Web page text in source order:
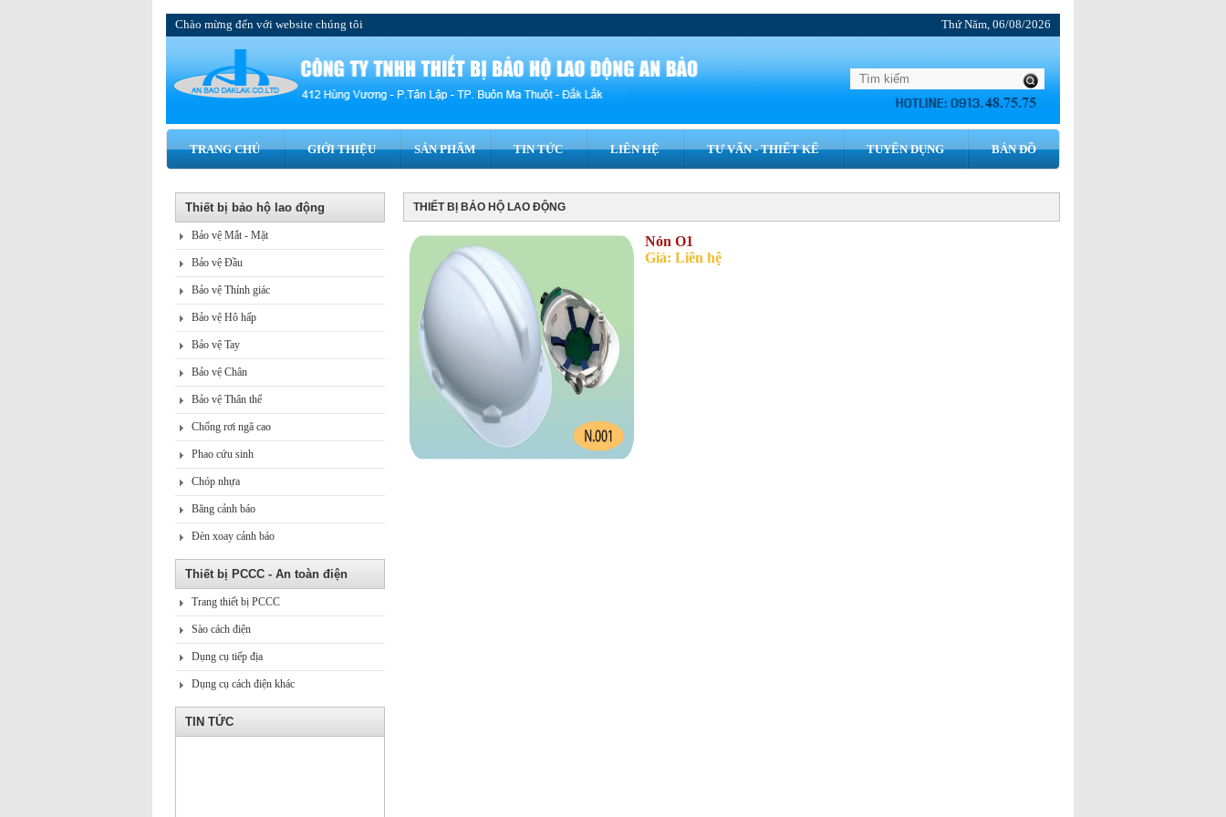
Chào mừng đến với website chúng tôi Thứ Năm, 06/08/2026
TRANG CHỦ GIỚI THIỆU SẢN PHẨM TIN TỨC LIÊN HỆ TƯ VẤN - THIẾT KẾ TUYỂN DỤNG BẢN ĐỒ
Thiết bị bảo hộ lao động
Bảo vệ Mắt - Mặt
Bảo vệ Đầu
Bảo vệ Thính giác
Bảo vệ Hô hấp
Bảo vệ Tay
Bảo vệ Chân
Bảo vệ Thân thể
Chống rơi ngã cao
Phao cứu sinh
Chóp nhựa
Băng cảnh báo
Đèn xoay cảnh báo
Thiết bị PCCC - An toàn điện
Trang thiết bị PCCC
Sào cách điện
Dụng cụ tiếp địa
Dụng cụ cách điện khác
TIN TỨC
THIẾT BỊ BẢO HỘ LAO ĐỘNG
Nón O1
Giá: Liên hệ